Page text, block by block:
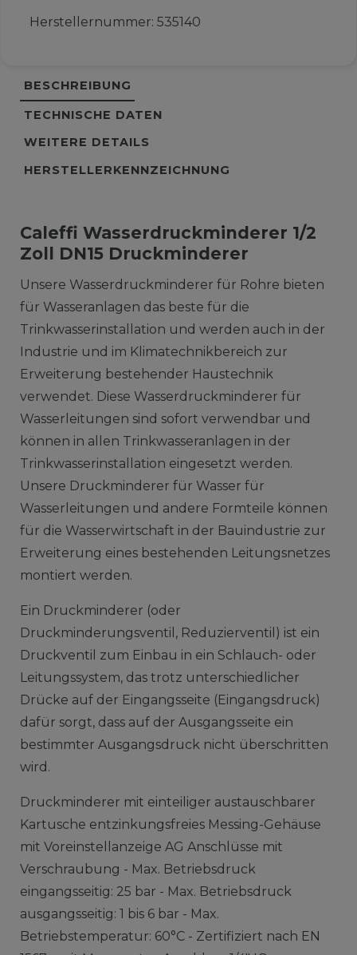
Herstellernummer: 535140
BESCHREIBUNG
TECHNISCHE DATEN
WEITERE DETAILS
HERSTELLERKENNZEICHNUNG
Caleffi Wasserdruckminderer 1/2
Zoll DN15 Druckminderer
Unsere Wasserdruckminderer für Rohre bieten
für Wasseranlagen das beste für die
Trinkwasserinstallation und werden auch in der
Industrie und im Klimatechnikbereich zur
Erweiterung bestehender Haustechnik
verwendet. Diese Wasserdruckminderer für
Wasserleitungen sind sofort verwendbar und
können in allen Trinkwasseranlagen in der
Trinkwasserinstallation eingesetzt werden.
Unsere Druckminderer für Wasser für
Wasserleitungen und andere Formteile können
für die Wasserwirtschaft in der Bauindustrie zur
Erweiterung eines bestehenden Leitungsnetzes
montiert werden.
Ein Druckminderer (oder
Druckminderungsventil, Reduzierventil) ist ein
Druckventil zum Einbau in ein Schlauch- oder
Leitungssystem, das trotz unterschiedlicher
Drücke auf der Eingangsseite (Eingangsdruck)
dafür sorgt, dass auf der Ausgangsseite ein
bestimmter Ausgangsdruck nicht überschritten
wird.
Druckminderer mit einteiliger austauschbarer
Kartusche entzinkungsfreies Messing-Gehäuse
mit Voreinstellanzeige AG Anschlüsse mit
Verschraubung - Max. Betriebsdruck
eingangsseitig: 25 bar - Max. Betriebsdruck
ausgangsseitig: 1 bis 6 bar - Max.
Betriebstemperatur: 60°C - Zertifiziert nach EN